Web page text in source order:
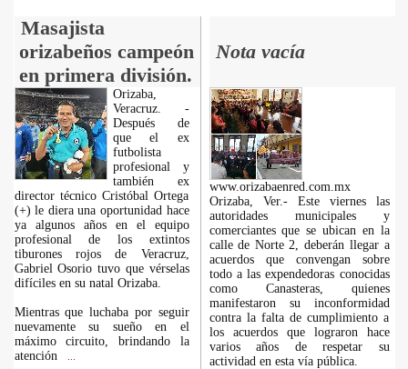
Masajista
orizabeños campeón
en primera división.
Nota vacía
Orizaba,
Veracruz. -
Después de
que el ex
futbolista
profesional y
también ex
director técnico Cristóbal Ortega
(+) le diera una oportunidad hace
ya algunos años en el equipo
profesional de los extintos
tiburones rojos de Veracruz,
Gabriel Osorio tuvo que vérselas
difíciles en su natal Orizaba.
Mientras que luchaba por seguir
nuevamente su sueño en el
máximo circuito, brindando la
atención
www.orizabaenred.com.mx
Orizaba, Ver.- Este viernes las
autoridades municipales y
comerciantes que se ubican en la
calle de Norte 2, deberán llegar a
acuerdos que convengan sobre
todo a las expendedoras conocidas
como Canasteras, quienes
manifestaron su inconformidad
contra la falta de cumplimiento a
los acuerdos que lograron hace
varios años de respetar su
actividad en esta vía pública.